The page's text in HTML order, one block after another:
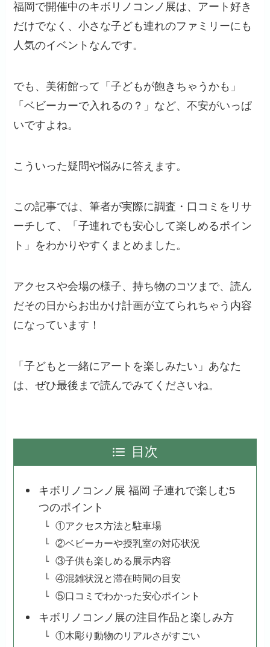
福岡で開催中のキボリノコンノ展は、アート好き
だけでなく、小さな子ども連れのファミリーにも
人気のイベントなんです。
でも、美術館って「子どもが飽きちゃうかも」
「ベビーカーで入れるの？」など、不安がいっぱ
いですよね。
こういった疑問や悩みに答えます。
この記事では、筆者が実際に調査・口コミをリサ
ーチして、「子連れでも安心して楽しめるポイン
ト」をわかりやすくまとめました。
アクセスや会場の様子、持ち物のコツまで、読ん
だその日からお出かけ計画が立てられちゃう内容
になっています！
「子どもと一緒にアートを楽しみたい」あなた
は、ぜひ最後まで読んでみてくださいね。
目次
キボリノコンノ展 福岡 子連れで楽しむ5
つのポイント
①アクセス方法と駐車場
②ベビーカーや授乳室の対応状況
③子供も楽しめる展示内容
④混雑状況と滞在時間の目安
⑤口コミでわかった安心ポイント
キボリノコンノ展の注目作品と楽しみ方
①木彫り動物のリアルさがすごい